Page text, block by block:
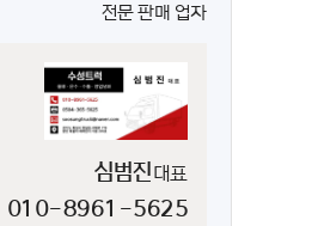
전문 판매 업자
심범진대표
010-8961-5625